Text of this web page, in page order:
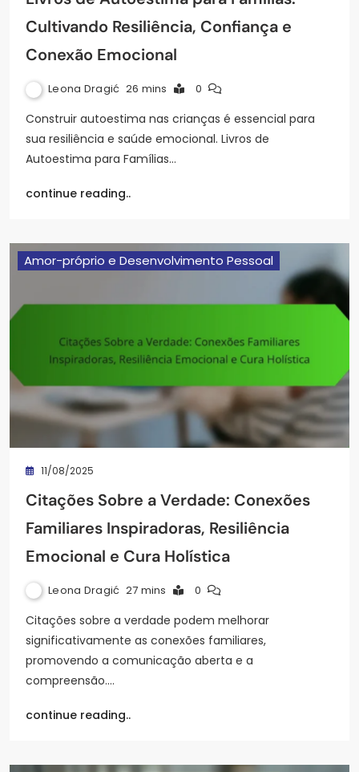
Cultivando Resiliência, Confiança e
Conexão Emocional
Leona Dragić 26 mins 0
Construir autoestima nas crianças é essencial para
sua resiliência e saúde emocional. Livros de
Autoestima para Famílias…
continue reading..
Amor-próprio e Desenvolvimento Pessoal
11/08/2025
Citações Sobre a Verdade: Conexões
Familiares Inspiradoras, Resiliência
Emocional e Cura Holística
Leona Dragić 27 mins 0
Citações sobre a verdade podem melhorar
significativamente as conexões familiares,
promovendo a comunicação aberta e a
compreensão.…
continue reading..